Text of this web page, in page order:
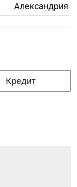
Александрия
Кредит